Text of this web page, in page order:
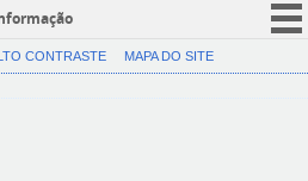
CORONAVÍRUS (COVID-19)
CONTRASTE MAPA DO SITE